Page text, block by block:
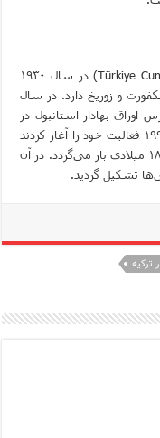
Türkiye
) در سال ۱۹۳۰
و زوریخ دارد. در سال
اوراق بهادار استانبول در
سال ۱۹۸۵ و بورس طلای استانبول در سال ۱۹۹۵ فعالیت خود را آغاز کردند
البته سابقه فعالیت بورس در ترکیه به سال ۱۸۶۶ میلادی باز می‌گردد. در آن
تشکیل گردید.
ترکیه